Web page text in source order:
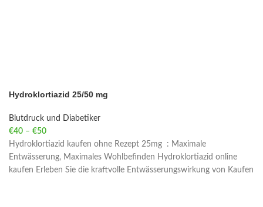
Hydroklortiazid 25/50 mg
Blutdruck und Diabetiker
€40 – €50
Hydroklortiazid kaufen ohne Rezept 25mg : Maximale
Entwässerung, Maximales Wohlbefinden Hydroklortiazid online
kaufen Erleben Sie die kraftvolle Entwässerungswirkung von Kaufen